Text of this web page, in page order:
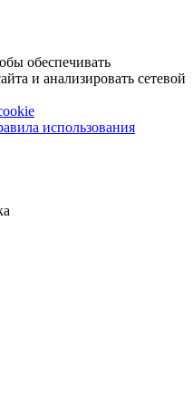
обеспечивать
и анализировать сетевой
использования